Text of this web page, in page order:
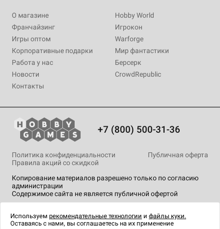
О магазине
Франчайзинг
Игры оптом
Корпоративные подарки
Работа у нас
Новости
Контакты
Hobby World
Игрокон
Warforge
Мир фантастики
Берсерк
CrowdRepublic
+7 (800) 500-31-36
Копирование материалов разрешено только по согласию
администрации
Содержимое сайта не является публичной офертой
Политика конфиденциальности
Публичная оферта
Правила акций со скидкой
технологии .
Используем рекомендательные технологии и файлы куки.
Оставаясь с нами, вы соглашаетесь на их применение